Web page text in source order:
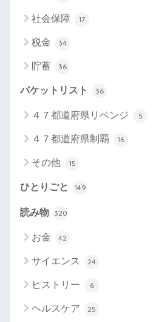
社会保障 17
税金 34
貯蓄 36
バケットリスト 36
４７都道府県リベンジ 5
４７都道府県制覇 16
その他 15
ひとりごと 149
読み物 320
お金 42
サイエンス 24
ヒストリー 6
ヘルスケア 25